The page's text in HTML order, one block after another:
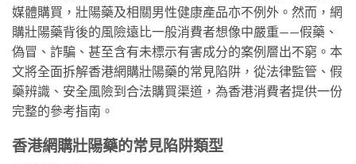
媒體購買，壯陽藥及相關男性健康產品亦不例外。然而，網
購壯陽藥背後的風險遠比一般消費者想像中嚴重——假藥、
偽冒、詐騙、甚至含有未標示有害成分的案例層出不窮。本
文將全面拆解香港網購壯陽藥的常見陷阱，從法律監管、假
藥辨識、安全風險到合法購買渠道，為香港消費者提供一份
完整的參考指南。
香港網購壯陽藥的常見陷阱類型